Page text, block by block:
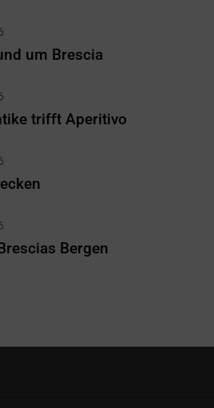
um Brescia
trifft Aperitivo
Bergen